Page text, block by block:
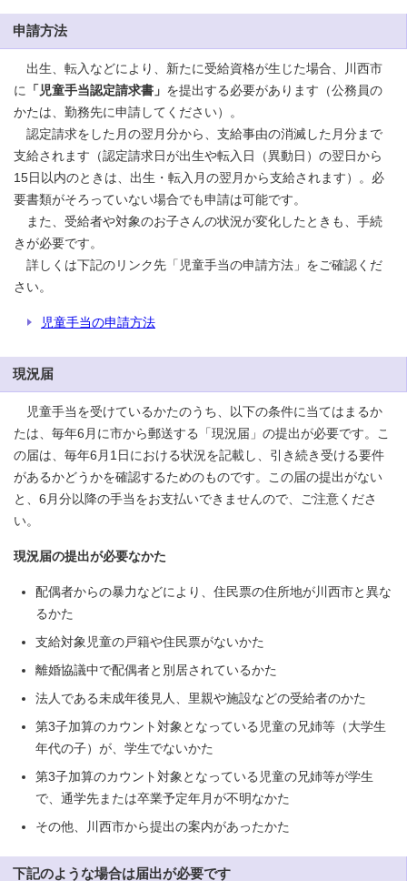
申請方法
出生、転入などにより、新たに受給資格が生じた場合、川西市
に 「児童手当認定請求書」 を提出する必要があります（公務員の
かたは、勤務先に申請してください）。
認定請求をした月の翌月分から、支給事由の消滅した月分まで
支給されます（認定請求日が出生や転入日（異動日）の翌日から
15日以内のときは、出生・転入月の翌月から支給されます）。必
要書類がそろっていない場合でも申請は可能です。
また、受給者や対象のお子さんの状況が変化したときも、手続
きが必要です。
詳しくは下記のリンク先「児童手当の申請方法」をご確認くだ
さい。
児童手当の申請方法
現況届
児童手当を受けているかたのうち、以下の条件に当てはまるか
たは、毎年6月に市から郵送する「現況届」の提出が必要です。こ
の届は、毎年6月1日における状況を記載し、引き続き受ける要件
があるかどうかを確認するためのものです。この届の提出がない
と、6月分以降の手当をお支払いできませんので、ご注意くださ
い。
現況届の提出が必要なかた
配偶者からの暴力などにより、住民票の住所地が川西市と異な
るかた
支給対象児童の戸籍や住民票がないかた
離婚協議中で配偶者と別居されているかた
法人である未成年後見人、里親や施設などの受給者のかた
第3子加算のカウント対象となっている児童の兄姉等（大学生
年代の子）が、学生でないかた
第3子加算のカウント対象となっている児童の兄姉等が学生
で、通学先または卒業予定年月が不明なかた
その他、川西市から提出の案内があったかた
下記のような場合は届出が必要です